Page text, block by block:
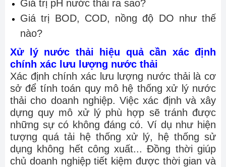
Giá trị pH nước thải ra sao?
Giá trị BOD, COD, nồng độ DO như thế
nào?
Xử lý nước thải hiệu quả cần xác định
chính xác lưu lượng nước thải
Xác định chính xác lưu lượng nước thải là cơ
sở để tính toán quy mô hệ thống xử lý nước
thải cho doanh nghiệp. Việc xác định và xây
dựng quy mô xử lý phù hợp sẽ tránh được
những sự có không đáng có. Ví dụ như hiện
tượng quá tải hệ thống xử lý, hệ thống sử
dụng không hết công xuất... Đồng thời giúp
chủ doanh nghiệp tiết kiệm được thời gian và